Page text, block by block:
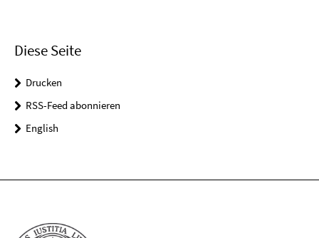
Diese Seite
Drucken
RSS-Feed abonnieren
English